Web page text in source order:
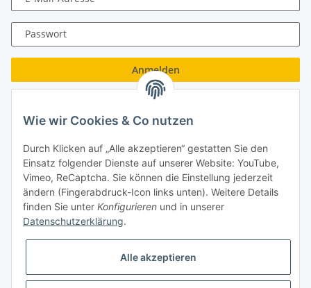
Passwort
Anmelden
Neu hier?Jetzt registrieren!
Turboloch GmbH
Almenweg 27
67256 Weisenheim am Sand
E-Mail: info@turboloch.de
Wie wir Cookies & Co nutzen
Durch Klicken auf „Alle akzeptieren“ gestatten Sie den
Einsatz folgender Dienste auf unserer Website: YouTube,
Vimeo, ReCaptcha. Sie können die Einstellung jederzeit
ändern (Fingerabdruck-Icon links unten). Weitere Details
finden Sie unter Konfigurieren und in unserer
Datenschutzerklärung.
Alle akzeptieren